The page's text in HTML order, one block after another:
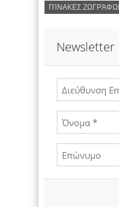
ΠΊΝΑΚΕΣ
Newsletter